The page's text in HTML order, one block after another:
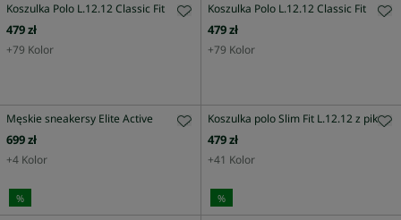
Koszulka Polo L.12.12 Classic Fit
479 zł
+79 Kolor
Koszulka Polo L.12.12 Classic Fit
479 zł
+79 Kolor
Męskie sneakersy Elite Active
699 zł
+4 Kolor
Koszulka polo Slim Fit L.12.12 z piki
479 zł
+41 Kolor
% %